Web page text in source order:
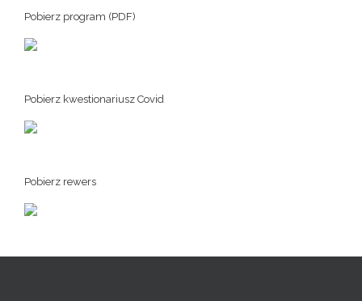
Pobierz program (PDF)
Pobierz kwestionariusz Covid
Pobierz rewers